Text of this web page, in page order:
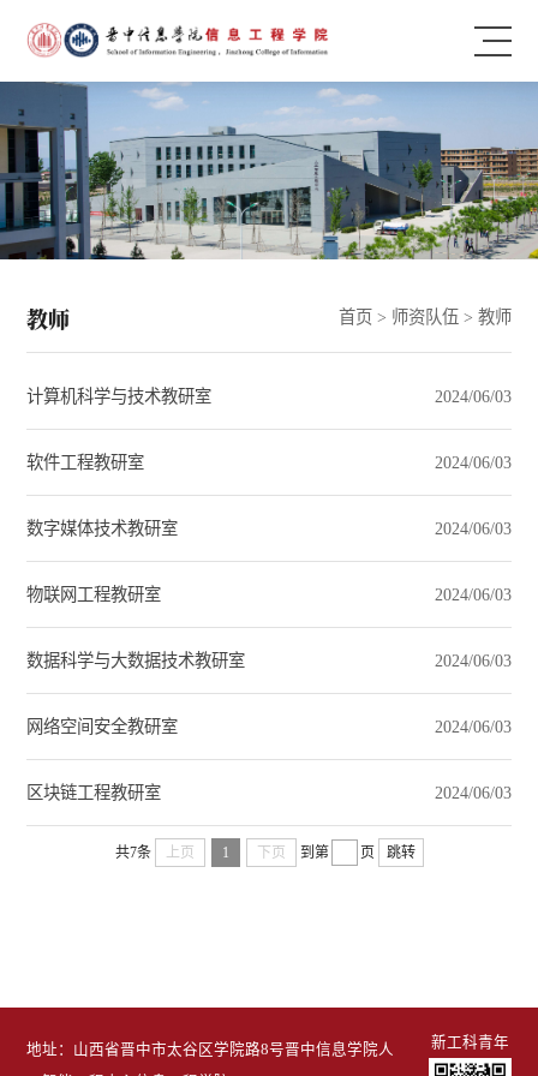
教师 首页 > 师资队伍 > 教师
计算机科学与技术教研室 2024/06/03
软件工程教研室 2024/06/03
数字媒体技术教研室 2024/06/03
物联网工程教研室 2024/06/03
数据科学与大数据技术教研室 2024/06/03
网络空间安全教研室 2024/06/03
区块链工程教研室 2024/06/03
共7条 上页 1 下页 到第 页 跳转
地址：山西省晋中市太谷区学院路8号晋中信息学院人
新工科青年